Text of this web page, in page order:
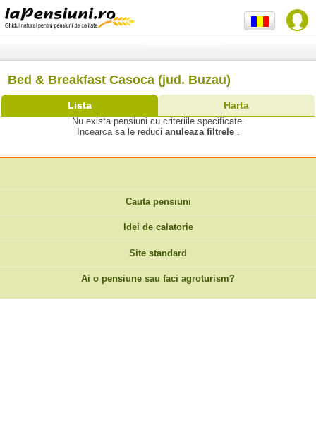
Bed & Breakfast Casoca (jud. Buzau)
Lista Harta
Nu exista pensiuni cu criteriile specificate.
Incearca sa le reduci anuleaza filtrele .
Cauta pensiuni
Idei de calatorie
Site standard
Ai o pensiune sau faci agroturism?